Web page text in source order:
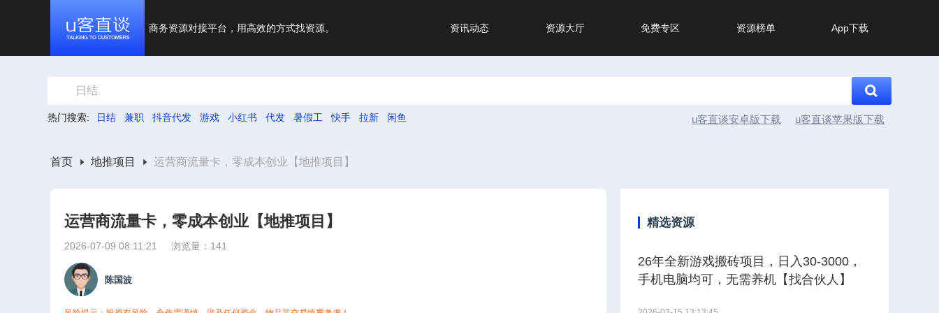
商务资源对接平台，用高效的方式找资源。 资讯动态 资源大厅 免费专区 资源榜单 App下载
日结
热门搜索: 日结 兼职 抖音代发 游戏 小红书 代发 暑假工 快手 拉新 闲鱼 u客直谈安卓版下载 u客直谈苹果版下载
首页 地推项目 运营商流量卡，零成本创业【地推项目】
运营商流量卡，零成本创业【地推项目】
2026-07-09 08:11:21 浏览量：141
陈国波
精选资源
26年全新游戏搬砖项目，日入30-3000，
手机电脑均可，无需养机【找合伙人】